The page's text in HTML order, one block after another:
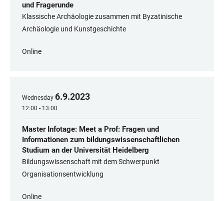
und Fragerunde
Klassische Archäologie zusammen mit Byzatinische
Archäologie und Kunstgeschichte
Online
Wednesday 6.9.2023
12:00 - 13:00
Master Infotage: Meet a Prof: Fragen und
Informationen zum bildungswissenschaftlichen
Studium an der Universität Heidelberg
Bildungswissenschaft mit dem Schwerpunkt
Organisationsentwicklung
Online